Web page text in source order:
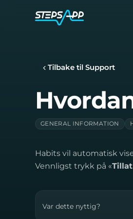
Tilbake til Support
GENERAL INFORMATION
Habits vil automatisk
Vennligst trykk på «Tillat
Var dette nyttig?